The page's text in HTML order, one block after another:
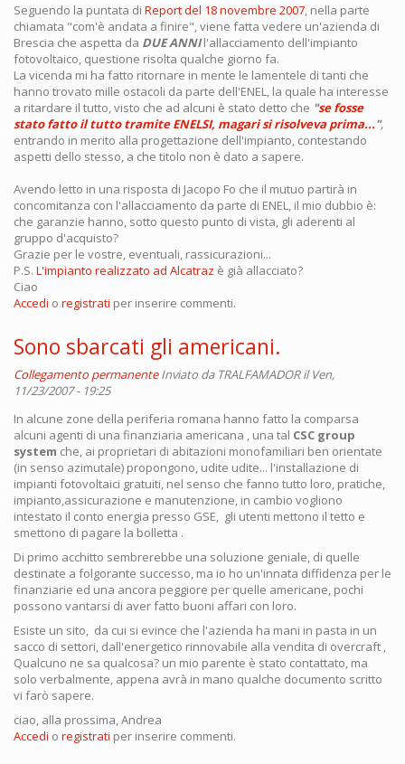
Seguendo la puntata di Report del 18 novembre 2007 , nella parte
chiamata "com'è andata a finire", viene fatta vedere un'azienda di
Brescia che aspetta da DUE ANNIl'allacciamento dell'impianto
fotovoltaico, questione risolta qualche giorno fa.
La vicenda mi ha fatto ritornare in mente le lamentele di tanti che
hanno trovato mille ostacoli da parte dell'ENEL, la quale ha interesse
a ritardare il tutto, visto che ad alcuni è stato detto che "se fosse
stato fatto il tutto tramite ENELSI, magari si risolveva prima...",
entrando in merito alla progettazione dell'impianto, contestando
aspetti dello stesso, a che titolo non è dato a sapere.
Avendo letto in una risposta di Jacopo Fo che il mutuo partirà in
concomitanza con l'allacciamento da parte di ENEL, il mio dubbio è:
che garanzie hanno, sotto questo punto di vista, gli aderenti al
gruppo d'acquisto?
Grazie per le vostre, eventuali, rassicurazioni...
P.S. L'impianto realizzato ad Alcatraz è già allacciato?
Ciao
Accedi o registrati per inserire commenti.
Sono sbarcati gli americani.
Collegamento permanente Inviato da TRALFAMADORil Ven,
11/23/2007 - 19:25
In alcune zone della periferia romana hanno fatto la comparsa
alcuni agenti di una finanziaria americana , una tal CSC group
system che, ai proprietari di abitazioni monofamiliari ben orientate
(in senso azimutale) propongono, udite udite... l'installazione di
impianti fotovoltaici gratuiti, nel senso che fanno tutto loro, pratiche,
impianto,assicurazione e manutenzione, in cambio vogliono
intestato il conto energia presso GSE, gli utenti mettono il tetto e
smettono di pagare la bolletta .
Di primo acchitto sembrerebbe una soluzione geniale, di quelle
destinate a folgorante successo, ma io ho un'innata diffidenza per le
finanziarie ed una ancora peggiore per quelle americane, pochi
possono vantarsi di aver fatto buoni affari con loro.
Esiste un sito, da cui si evince che l'azienda ha mani in pasta in un
sacco di settori, dall'energetico rinnovabile alla vendita di overcraft ,
Qualcuno ne sa qualcosa? un mio parente è stato contattato, ma
solo verbalmente, appena avrà in mano qualche documento scritto
vi farò sapere.
ciao, alla prossima, Andrea
Accedi o registrati per inserire commenti.